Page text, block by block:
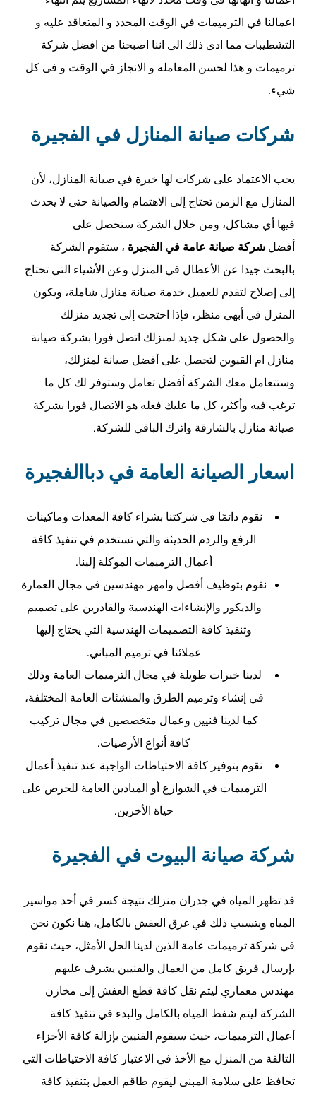
اعمالنا في الترميمات في الوقت المحدد و المتعاقد عليه و
التشطيبات مما ادى ذلك الى اننا اصبحنا من افضل شركة
ترميمات و هذا لحسن المعامله و الانجاز في الوقت و فى كل
شيء.
شركات صيانة المنازل في الفجيرة
يجب الاعتماد على شركات لها خبرة في صيانة المنازل، لأن
المنازل مع الزمن تحتاج إلى الاهتمام والصيانة حتى لا يحدث
فيها أي مشاكل، ومن خلال الشركة ستحصل على
أفضل شركة صيانة عامة في الفجيرة ، ستقوم الشركة
بالبحث جيدا عن الأعطال في المنزل وعن الأشياء التي تحتاج
إلى إصلاح لتقدم للعميل خدمة صيانة منازل شاملة، ويكون
المنزل في أبهى منظر، فإذا احتجت إلى تجديد منزلك
والحصول على شكل جديد لمنزلك اتصل فورا بشركة صيانة
منازل ام القيوين لتحصل على أفضل صيانة لمنزلك،
وستتعامل معك الشركة أفضل تعامل وستوفر لك كل ما
ترغب فيه وأكثر، كل ما عليك فعله هو الاتصال فورا بشركة
صيانة منازل بالشارقة واترك الباقي للشركة.
اسعار الصيانة العامة في دباالفجيرة
نقوم دائمًا في شركتنا بشراء كافة المعدات وماكينات
الرفع والردم الحديثة والتي تستخدم في تنفيذ كافة
أعمال الترميمات الموكلة إلينا.
نقوم بتوظيف أفضل وامهر مهندسين في مجال العمارة
والديكور والإنشاءات الهندسية والقادرين على تصميم
وتنفيذ كافة التصميمات الهندسية التي يحتاج إليها
عملائنا في ترميم المباني.
لدينا خبرات طويلة في مجال الترميمات العامة وذلك
في إنشاء وترميم الطرق والمنشئات العامة المختلفة،
كما لدينا فنيين وعمال متخصصين في مجال تركيب
كافة أنواع الأرضيات.
نقوم بتوفير كافة الاحتياطات الواجبة عند تنفيذ أعمال
الترميمات في الشوارع أو الميادين العامة للحرص على
حياة الأخرين.
شركة صيانة البيوت في الفجيرة
قد تظهر المياه في جدران منزلك نتيجة كسر في أحد مواسير
المياه ويتسبب ذلك في غرق العفش بالكامل، هنا نكون نحن
في شركة ترميمات عامة الذين لدينا الحل الأمثل، حيث نقوم
بإرسال فريق كامل من العمال والفنيين يشرف عليهم
مهندس معماري ليتم نقل كافة قطع العفش إلى مخازن
الشركة ليتم شفط المياه بالكامل والبدء في تنفيذ كافة
أعمال الترميمات، حيث سيقوم الفنيين بإزالة كافة الأجزاء
التالفة من المنزل مع الأخذ في الاعتبار كافة الاحتياطات التي
تحافظ على سلامة المبنى ليقوم طاقم العمل بتنفيذ كافة